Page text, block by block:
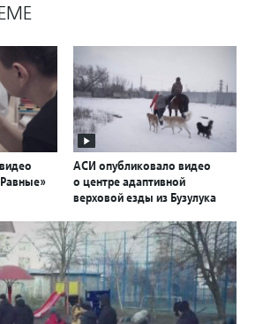
АСИ опубликовало видео
о центре адаптивной
верховой езды из Бузулука